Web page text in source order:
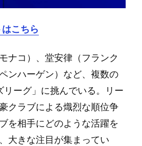
こちら
ナコ）、堂安律（フランク
ンハーゲン）など、複数の
ーグ」に挑んでいる。リー
クラブによる熾烈な順位争
を相手にどのような活躍を
大きな注目が集まってい